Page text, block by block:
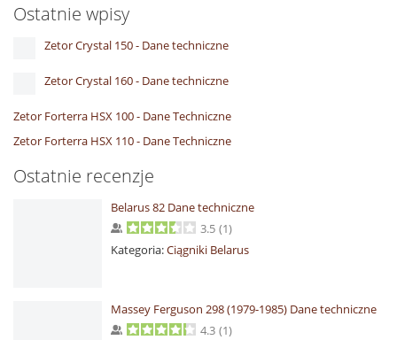
Ostatnie wpisy
Zetor Crystal 150 - Dane techniczne
Zetor Crystal 160 - Dane techniczne
Zetor Forterra HSX 100 - Dane Techniczne
Zetor Forterra HSX 110 - Dane Techniczne
Ostatnie recenzje
Belarus 82 Dane techniczne
3.5 (1)
Kategoria:Ciągniki Belarus
Massey Ferguson 298 (1979-1985) Dane techniczne
4.3 (1)